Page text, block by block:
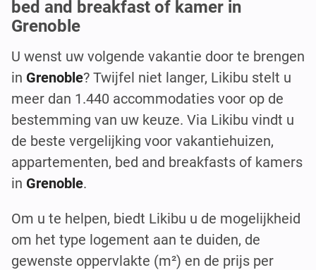
bed and breakfast of kamer in
Grenoble
U wenst uw volgende vakantie door te brengen
in Grenoble? Twijfel niet langer, Likibu stelt u
meer dan 1.440 accommodaties voor op de
bestemming van uw keuze. Via Likibu vindt u
de beste vergelijking voor vakantiehuizen,
appartementen, bed and breakfasts of kamers
in Grenoble.
Om u te helpen, biedt Likibu u de mogelijkheid
om het type logement aan te duiden, de
gewenste oppervlakte (m²) en de prijs per